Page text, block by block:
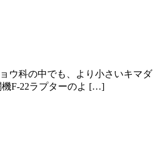
ウ科の中でも、より小さいキマダ
F-22ラプターのよ […]